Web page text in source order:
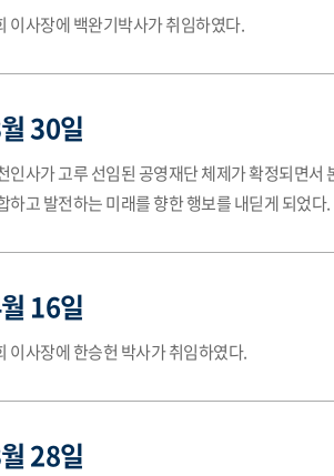
이사장에 백완기박사가 취임하였다.
30일
인사가 고루 선임된 공영재단 체제가 확정되면서
하고 발전하는 미래를 향한 행보를 내딛게 되었다.
16일
이사장에 한승헌 박사가 취임하였다.
28일